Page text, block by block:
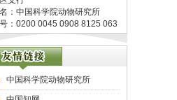
：中国科学院动物研究所
：0200 0045 0908 8125 063
中国科学院动物研究所